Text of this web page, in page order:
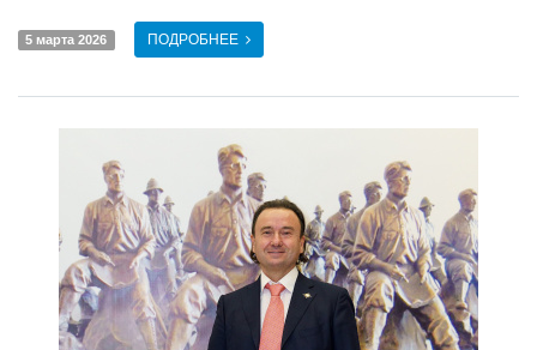
5 марта 2026 ПОДРОБНЕЕ